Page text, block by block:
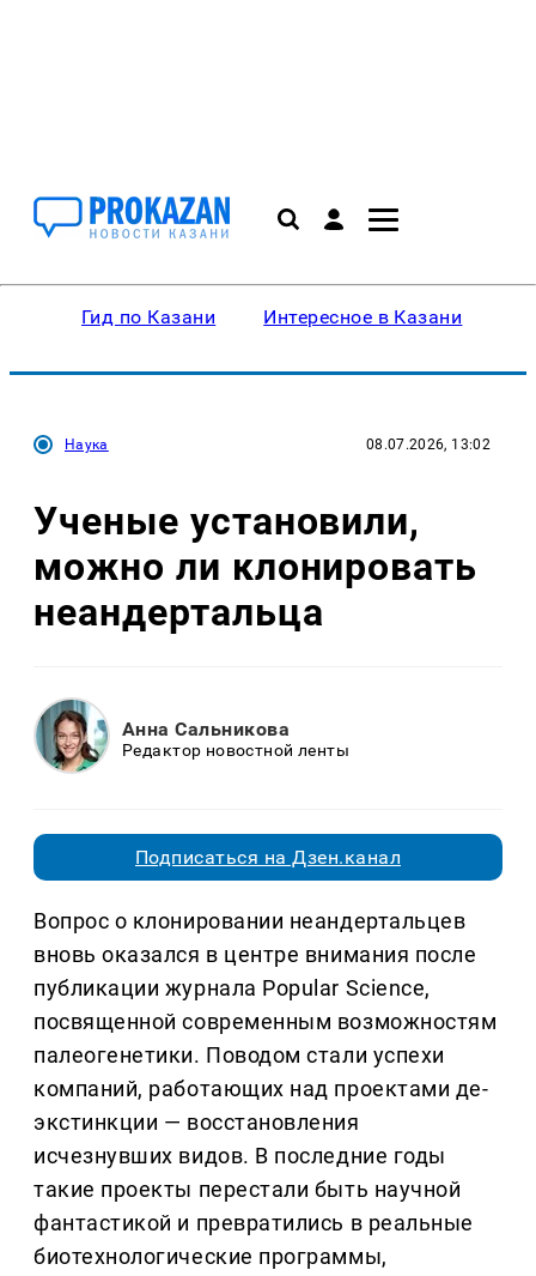
Гид по Казани Интересное в Казани
Наука 08.07.2026, 13:02
Ученые установили,
можно ли клонировать
неандертальца
Анна Сальникова
Редактор новостной ленты
Подписаться на Дзен.канал
Вопрос о клонировании неандертальцев
вновь оказался в центре внимания после
публикации журнала Popular Science,
посвященной современным возможностям
палеогенетики. Поводом стали успехи
компаний, работающих над проектами де-
экстинкции — восстановления
исчезнувших видов. В последние годы
такие проекты перестали быть научной
фантастикой и превратились в реальные
биотехнологические программы,